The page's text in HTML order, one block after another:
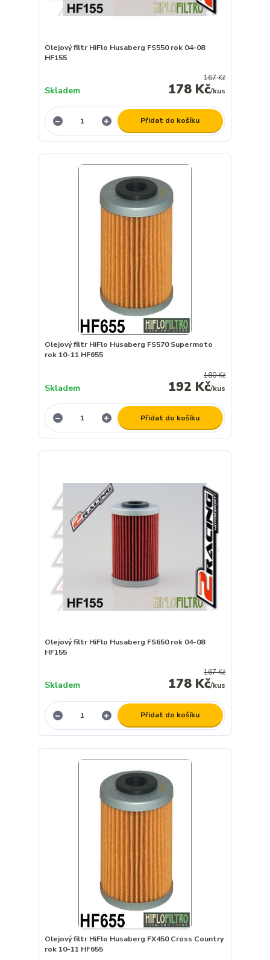
Olejový filtr HiFlo Husaberg FS550 rok 04-08
HF155
167 Kč
178 Kč/kus
Skladem
Přidat do košíku
Olejový filtr HiFlo Husaberg FS570 Supermoto
rok 10-11 HF655
180 Kč
192 Kč/kus
Skladem
Přidat do košíku
Olejový filtr HiFlo Husaberg FS650 rok 04-08
HF155
167 Kč
178 Kč/kus
Skladem
Přidat do košíku
Olejový filtr HiFlo Husaberg FX450 Cross Country
rok 10-11 HF655